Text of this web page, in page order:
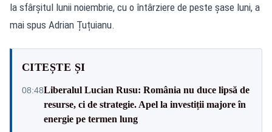
la sfârșitul lunii noiembrie, cu o întârziere de peste șase luni, a
mai spus Adrian Țuțuianu.
CITEȘTE ȘI
08:48Liberalul Lucian Rusu: România nu duce lipsă de
resurse, ci de strategie. Apel la investiții majore în
energie pe termen lung